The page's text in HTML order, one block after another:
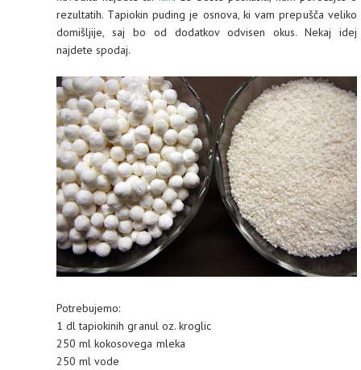
rezultatih. Tapiokin puding je osnova, ki vam prepušča veliko
domišljije, saj bo od dodatkov odvisen okus. Nekaj idej
najdete spodaj.
Potrebujemo:
1 dl tapiokinih granul oz. kroglic
250 ml kokosovega mleka
250 ml vode